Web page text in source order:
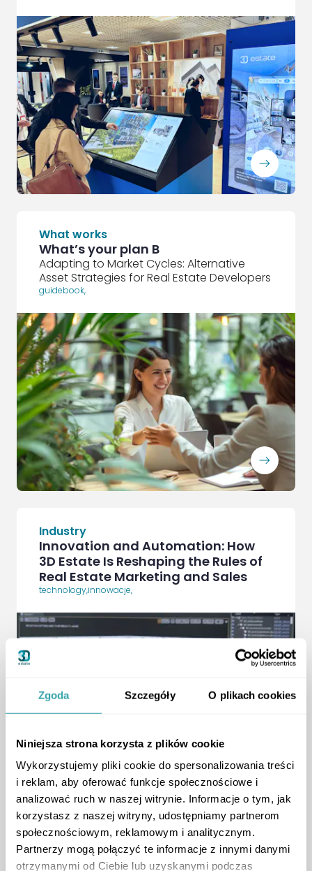
Zgoda Szczegóły O plikach cookies
Niniejsza strona korzysta z plików cookie
Wykorzystujemy pliki cookie do spersonalizowania treści
i reklam, aby oferować funkcje społecznościowe i
analizować ruch w naszej witrynie. Informacje o tym, jak
korzystasz z naszej witryny, udostępniamy partnerom
społecznościowym, reklamowym i analitycznym.
Partnerzy mogą połączyć te informacje z innymi danymi
otrzymanymi od Ciebie lub uzyskanymi podczas
ArrowRightLong
What works
What’s your plan B
Adapting to Market Cycles: Alternative
Asset Strategies for Real Estate Developers
guidebook,
ArrowRightLong
Industry
Innovation and Automation: How
3D Estate Is Reshaping the Rules of
Real Estate Marketing and Sales
technology,innowacje,
ArrowRightLong
Developer Inspirations
New Technologies in Real Estate
Trends, Tools, and Buyer Confidence